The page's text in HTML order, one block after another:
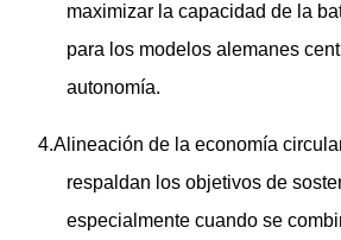
maximizar la capacidad de la
para los modelos alemanes
autonomía.
4.Alineación de la economía
respaldan los objetivos de
especialmente cuando se